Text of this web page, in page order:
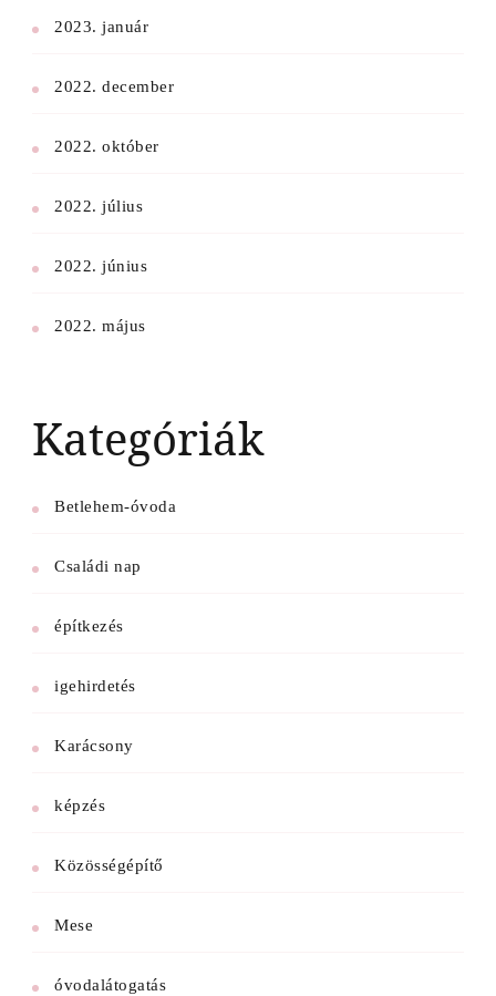
2023. január
2022. december
2022. október
2022. július
2022. június
2022. május
Kategóriák
Betlehem-óvoda
Családi nap
építkezés
igehirdetés
Karácsony
képzés
Közösségépítő
Mese
óvodalátogatás